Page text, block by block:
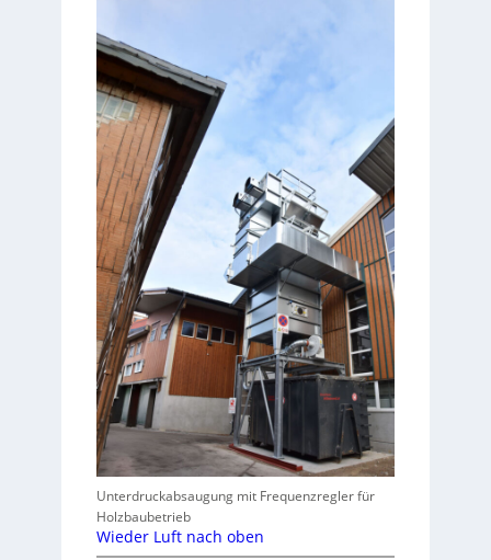
Unterdruckabsaugung mit Frequenzregler für
Holzbaubetrieb
Wieder Luft nach oben